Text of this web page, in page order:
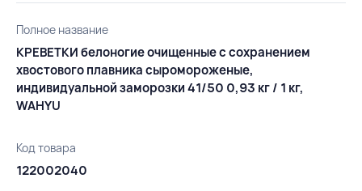
Полное название
КРЕВЕТКИ белоногие очищенные с сохранением
хвостового плавника сыромороженые,
индивидуальной заморозки 41/50 0,93 кг / 1 кг,
WAHYU
Код товара
122002040